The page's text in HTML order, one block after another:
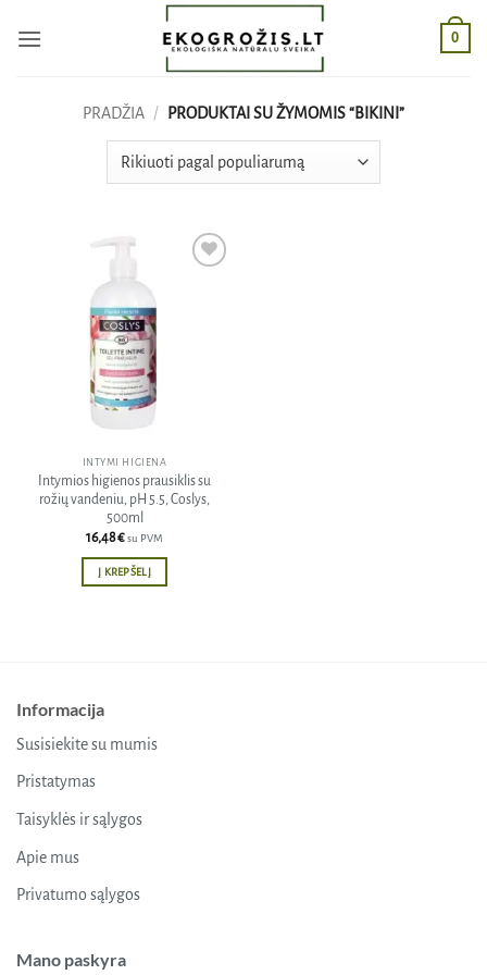
0
PRADŽIA / PRODUKTAI SU ŽYMOMIS “BIKINI”
INTYMI HIGIENA
Intymios higienos prausiklis su
rožių vandeniu, pH 5.5, Coslys,
500ml
16,48€su PVM
Į KREPŠELĮ
Informacija
Susisiekite su mumis
Pristatymas
Taisyklės ir sąlygos
Apie mus
Privatumo sąlygos
Mano paskyra